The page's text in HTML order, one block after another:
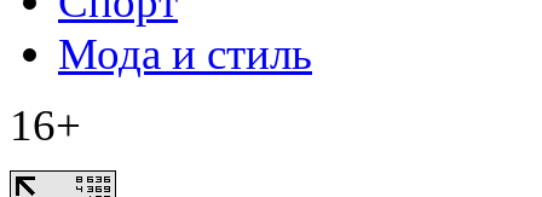
Мода и стиль
16+